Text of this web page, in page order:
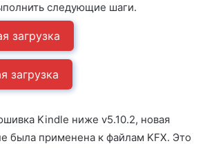
следующие шаги.
загрузка
загрузка
Kindle ниже v5.10.2, новая
была применена к файлам KFX. Это